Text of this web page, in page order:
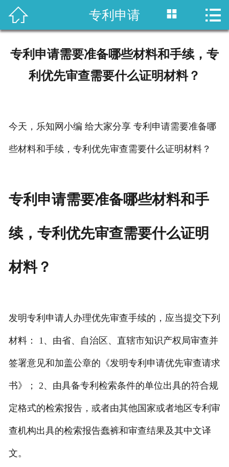
 首页
政策法规
资讯中心
关于乐知
 专利申请  
专利申请需要准备哪些材料和手续，专
利优先审查需要什么证明材料？
今天，乐知网小编 给大家分享 专利申请需要准备哪
些材料和手续，专利优先审查需要什么证明材料？
专利申请需要准备哪些材料和手
续，专利优先审查需要什么证明
材料？
发明专利申请人办理优先审查手续的，应当提交下列
材料： 1、由省、自治区、直辖市知识产权局审查并
签署意见和加盖公章的《发明专利申请优先审查请求
书》； 2、由具备专利检索条件的单位出具的符合规
定格式的检索报告，或者由其他国家或者地区专利审
查机构出具的检索报告蠢裤和审查结果及其中文译
文。